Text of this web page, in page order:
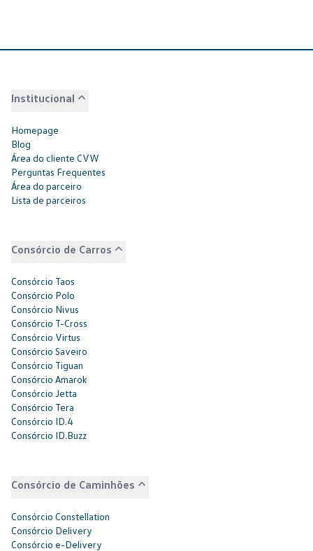
Institucional
Homepage
Blog
Área do cliente CVW
Perguntas Frequentes
Área do parceiro
Lista de parceiros
Consórcio de Carros
Consórcio Taos
Consórcio Polo
Consórcio Nivus
Consórcio T-Cross
Consórcio Virtus
Consórcio Saveiro
Consórcio Tiguan
Consórcio Amarok
Consórcio Jetta
Consórcio Tera
Consórcio ID.4
Consórcio ID.Buzz
Consórcio de Caminhões
Consórcio Constellation
Consórcio Delivery
Consórcio e-Delivery